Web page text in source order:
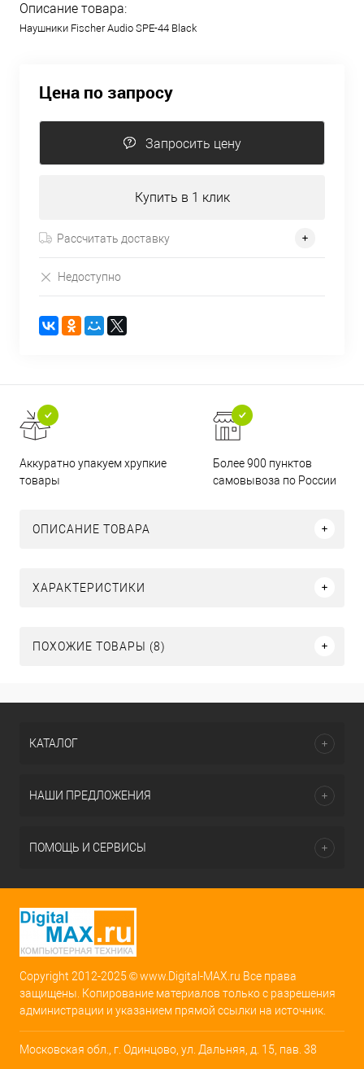
Описание товара:
Наушники Fischer Audio SPE-44 Black
Цена по запросу
Запросить цену
Купить в 1 клик
Рассчитать доставку
Недоступно
Аккуратно упакуем хрупкие
товары
Более 900 пунктов
самовывоза по России
ОПИСАНИЕ ТОВАРА
ХАРАКТЕРИСТИКИ
ПОХОЖИЕ ТОВАРЫ (8)
КАТАЛОГ
НАШИ ПРЕДЛОЖЕНИЯ
ПОМОЩЬ И СЕРВИСЫ
Copyright 2012-2025 © www.Digital-MAX.ru Все права
защищены. Копирование материалов только с разрешения
администрации и указанием прямой ссылки на источник.
Московская обл., г. Одинцово, ул. Дальняя, д. 15, пав. 38